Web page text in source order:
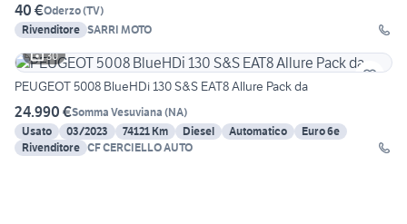
40 €Oderzo(TV)
Rivenditore SARRI MOTO
30
PEUGEOT 5008 BlueHDi 130 S&S EAT8 Allure Pack da
24.990 €Somma Vesuviana (NA)
Usato
03/2023 74121 Km Diesel Automatico
Euro 6e
Rivenditore CF CERCIELLO AUTO